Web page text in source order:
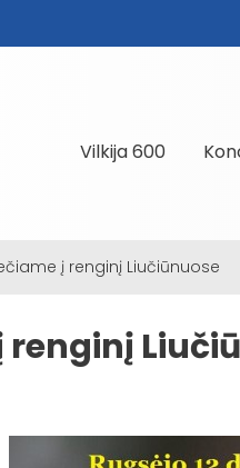
Vilkija 600
į renginį Liučiūnuose
renginį